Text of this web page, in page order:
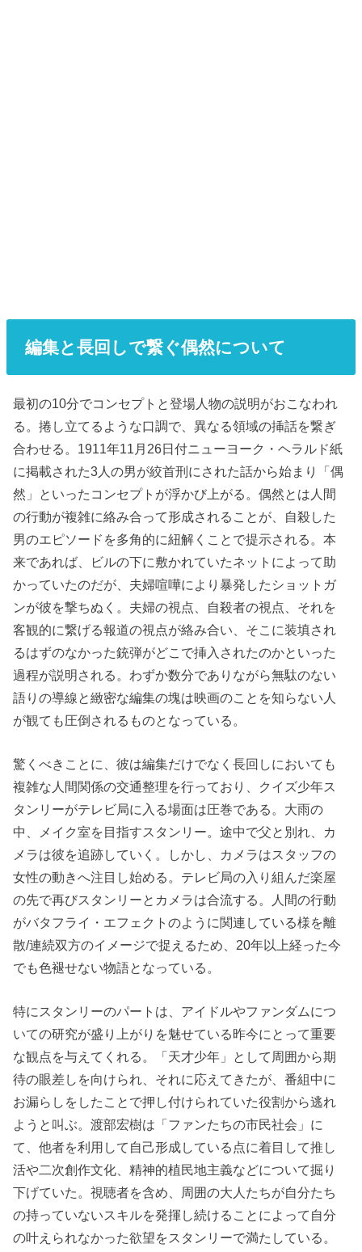
編集と長回しで繋ぐ偶然について
最初の10分でコンセプトと登場人物の説明がおこなわれ
る。捲し立てるような口調で、異なる領域の挿話を繋ぎ
合わせる。1911年11月26日付ニューヨーク・ヘラルド紙
に掲載された3人の男が絞首刑にされた話から始まり「偶
然」といったコンセプトが浮かび上がる。偶然とは人間
の行動が複雑に絡み合って形成されることが、自殺した
男のエピソードを多角的に紐解くことで提示される。本
来であれば、ビルの下に敷かれていたネットによって助
かっていたのだが、夫婦喧嘩により暴発したショットガ
ンが彼を撃ちぬく。夫婦の視点、自殺者の視点、それを
客観的に繋げる報道の視点が絡み合い、そこに装填され
るはずのなかった銃弾がどこで挿入されたのかといった
過程が説明される。わずか数分でありながら無駄のない
語りの導線と緻密な編集の塊は映画のことを知らない人
が観ても圧倒されるものとなっている。
驚くべきことに、彼は編集だけでなく長回しにおいても
複雑な人間関係の交通整理を行っており、クイズ少年ス
タンリーがテレビ局に入る場面は圧巻である。大雨の
中、メイク室を目指すスタンリー。途中で父と別れ、カ
メラは彼を追跡していく。しかし、カメラはスタッフの
女性の動きへ注目し始める。テレビ局の入り組んだ楽屋
の先で再びスタンリーとカメラは合流する。人間の行動
がバタフライ・エフェクトのように関連している様を離
散/連続双方のイメージで捉えるため、20年以上経った今
でも色褪せない物語となっている。
特にスタンリーのパートは、アイドルやファンダムにつ
いての研究が盛り上がりを魅せている昨今にとって重要
な観点を与えてくれる。「天才少年」として周囲から期
待の眼差しを向けられ、それに応えてきたが、番組中に
お漏らしをしたことで押し付けられていた役割から逃れ
ようと叫ぶ。渡部宏樹は「ファンたちの市民社会」に
て、他者を利用して自己形成している点に着目して推し
活や二次創作文化、精神的植民地主義などについて掘り
下げていた。視聴者を含め、周囲の大人たちが自分たち
の持っていないスキルを発揮し続けることによって自分
の叶えられなかった欲望をスタンリーで満たしている。